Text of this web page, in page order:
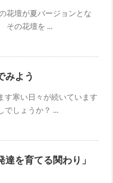
花壇が夏バージョンとな
その花壇を ...
みよう
す寒い日々が続いています
でしょうか？ ...
を育てる関わり」